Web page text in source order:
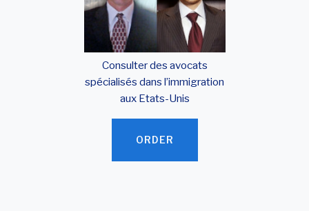
Consulter des avocats
spécialisés dans l’immigration
aux Etats-Unis
ORDER